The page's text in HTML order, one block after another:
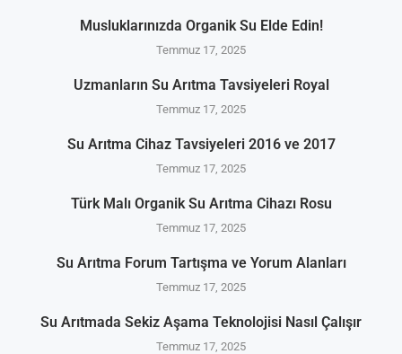
Musluklarınızda Organik Su Elde Edin!
Temmuz 17, 2025
Uzmanların Su Arıtma Tavsiyeleri Royal
Temmuz 17, 2025
Su Arıtma Cihaz Tavsiyeleri 2016 ve 2017
Temmuz 17, 2025
Türk Malı Organik Su Arıtma Cihazı Rosu
Temmuz 17, 2025
Su Arıtma Forum Tartışma ve Yorum Alanları
Temmuz 17, 2025
Su Arıtmada Sekiz Aşama Teknolojisi Nasıl Çalışır
Temmuz 17, 2025